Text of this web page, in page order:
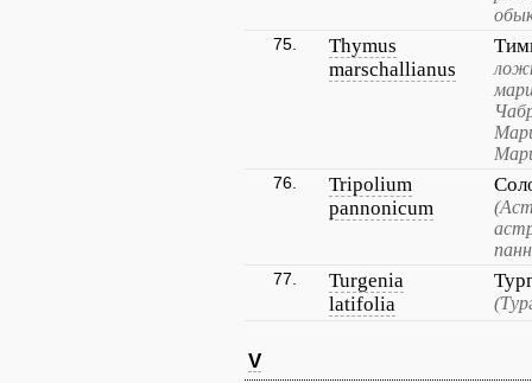
75.
Thymus
marschallianus
76.
Tripolium
pannonicum
77.
Turgenia
latifolia
V